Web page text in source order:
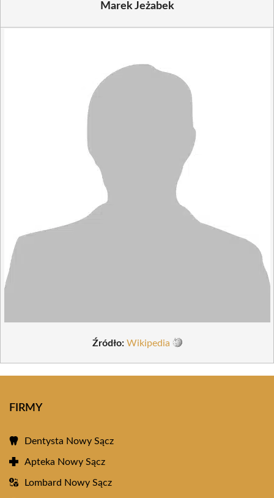
Marek Jeżabek
Źródło: Wikipedia
FIRMY
Dentysta Nowy Sącz
Apteka Nowy Sącz
Lombard Nowy Sącz